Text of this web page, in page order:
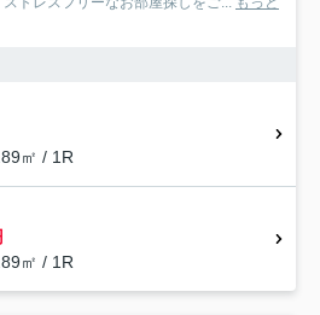
㎡ / 1R
㎡ / 1R